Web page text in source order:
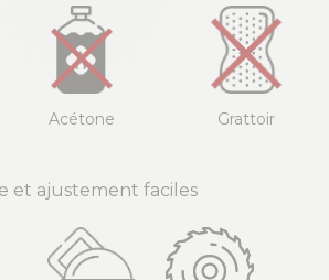
Acétone Grattoir
et ajustement faciles